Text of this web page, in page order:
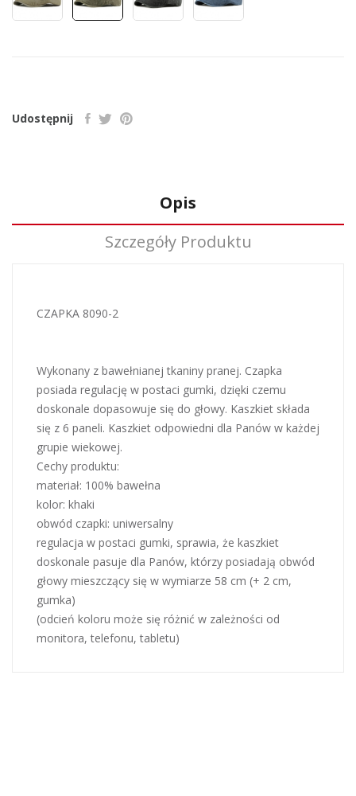
Udostępnij
Opis
Szczegóły Produktu
CZAPKA 8090-2
Wykonany z bawełnianej tkaniny pranej. Czapka
posiada regulację w postaci gumki, dzięki czemu
doskonale dopasowuje się do głowy. Kaszkiet składa
się z 6 paneli. Kaszkiet odpowiedni dla Panów w każdej
grupie wiekowej.
Cechy produktu:
materiał: 100% bawełna
kolor: khaki
obwód czapki: uniwersalny
regulacja w postaci gumki, sprawia, że kaszkiet
doskonale pasuje dla Panów, którzy posiadają obwód
głowy mieszczący się w wymiarze 58 cm (+ 2 cm,
gumka)
(odcień koloru może się różnić w zależności od
monitora, telefonu, tabletu)